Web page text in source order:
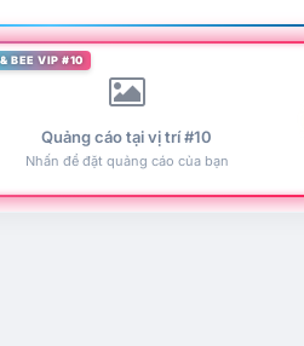
BEE VIP #10
Quảng cáo tại vị trí #10
Nhấn để đặt quảng cáo của bạn